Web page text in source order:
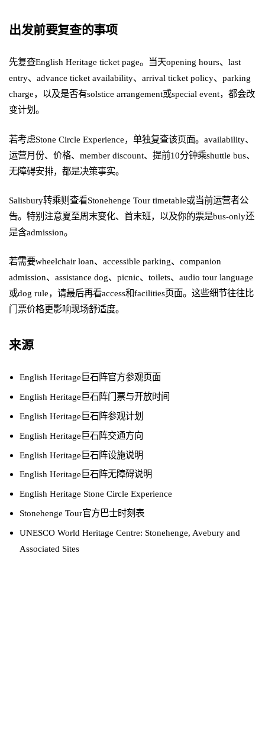
出发前要复查的事项
先复查English Heritage ticket page。当天opening hours、last
entry、advance ticket availability、arrival ticket policy、parking
charge，以及是否有solstice arrangement或special event，都会改
变计划。
若考虑Stone Circle Experience，单独复查该页面。availability、
运营月份、价格、member discount、提前10分钟乘shuttle bus、
无障碍安排，都是决策事实。
Salisbury转乘则查看Stonehenge Tour timetable或当前运营者公
告。特别注意夏至周末变化、首末班，以及你的票是bus-only还
是含admission。
若需要wheelchair loan、accessible parking、companion
admission、assistance dog、picnic、toilets、audio tour language
或dog rule，请最后再看access和facilities页面。这些细节往往比
门票价格更影响现场舒适度。
来源
English Heritage巨石阵官方参观页面
English Heritage巨石阵门票与开放时间
English Heritage巨石阵参观计划
English Heritage巨石阵交通方向
English Heritage巨石阵设施说明
English Heritage巨石阵无障碍说明
English Heritage Stone Circle Experience
Stonehenge Tour官方巴士时刻表
UNESCO World Heritage Centre: Stonehenge, Avebury and
Associated Sites